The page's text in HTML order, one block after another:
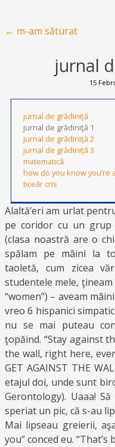
Post navigation
← m-am săturat
jurnal
15
jurnal de grădiniţă
jurnal de grădiniţă 1
jurnal de grădiniţă 2
jurnal de grădiniţă 3
matematică
how do you know you’re
ticeăr cris
Alaltă’eri am urlat
pe coridor cu un
(clasa noastră are o
spălam pe mâini la
taoletă, cum zicea
studentele mele, ţineam
“women”) – aveam
vreo 6 hispanici
nu se mai puteau
ţopăind. “Stay against
the wall, right here,
GET AGAINST THE
etajul doi, unde sunt
Gerontology). Uaaa!
speriat un pic, că s-au
Mai lipseau greierii,
you” conced eu. “That’s